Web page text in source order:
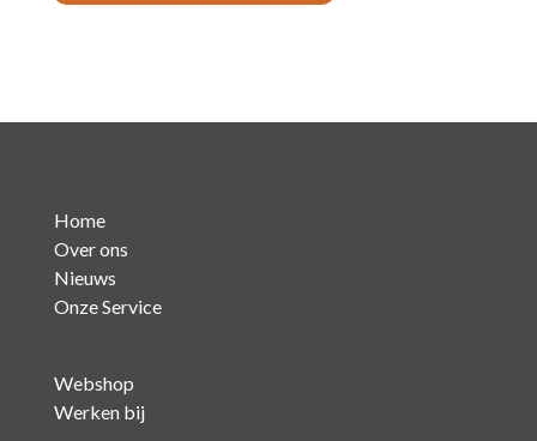
Home
Over ons
Nieuws
Onze Service
Webshop
Werken bij